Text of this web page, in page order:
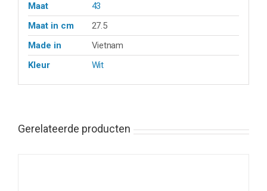
Maat
43
Maat in cm
27.5
Made in
Vietnam
Kleur
Wit
Gerelateerde producten